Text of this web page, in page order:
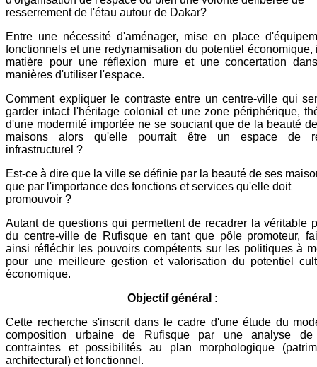
resserrement de l'étau autour de Dakar?
Entre une nécessité d'aménager, mise en place
fonctionnels et une redynamisation du potentiel économique,
matière pour une réflexion mure et une concertation
manières d'utiliser l'espace.
Comment expliquer le contraste entre un centre-ville qui
garder intact l'héritage colonial et une zone périphérique,
d'une modernité importée ne se souciant que de la beauté
maisons alors qu'elle pourrait être un espace de
infrastructurel ?
Est-ce à dire que la ville se définie par la beauté de ses
que par l'importance des fonctions et services qu'elle doit
promouvoir ?
Autant de questions qui permettent de recadrer la véritable
du centre-ville de Rufisque en tant que pôle promoteur,
ainsi réfléchir les pouvoirs compétents sur les politiques à
pour une meilleure gestion et valorisation du potentiel
économique.
Objectif général :
Cette recherche s'inscrit dans le cadre d'une étude du
composition urbaine de Rufisque par une analyse de
contraintes et possibilités au plan morphologique
architectural) et fonctionnel.